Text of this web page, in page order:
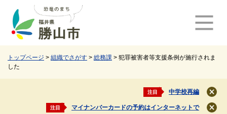
トップページ > 組織でさがす > 総務課 > 犯罪被害者等支援条例が施行されま
した
注目 中学校再編
閉
じ
注目 マイナンバーカードの予約はインターネットで
閉